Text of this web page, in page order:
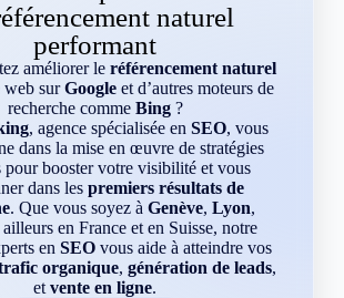
naturel
performant
améliorer leréférencement naturel
web surGoogle et d’autres moteurs de
recherche comme Bing?
, agence spécialisée enSEO, vous
dans la mise en œuvre de stratégies
pour booster votre visibilité et vous
dans lespremiers résultats de
. Que vous soyez à Genève, Lyon,
en France et en Suisse, notre
en SEOvous aide à atteindre vos
organique,génération de leads,
etvente en ligne.